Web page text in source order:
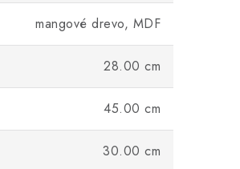
mangové drevo, MDF
28.00 cm
45.00 cm
30.00 cm